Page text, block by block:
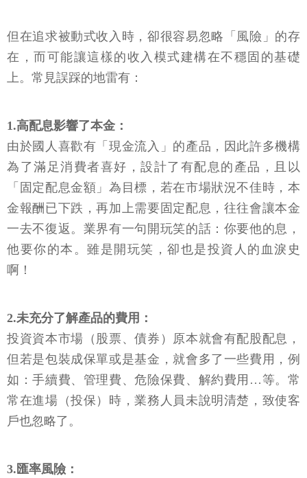
但在追求被動式收入時，卻很容易忽略「風險」的存
在，而可能讓這樣的收入模式建構在不穩固的基礎
上。常見誤踩的地雷有：
1.高配息影響了本金：
由於國人喜歡有「現金流入」的產品，因此許多機構
為了滿足消費者喜好，設計了有配息的產品，且以
「固定配息金額」為目標，若在市場狀況不佳時，本
金報酬已下跌，再加上需要固定配息，往往會讓本金
一去不復返。業界有一句開玩笑的話：你要他的息，
他要你的本。雖是開玩笑，卻也是投資人的血淚史
啊！
2.未充分了解產品的費用：
投資資本市場（股票、債券）原本就會有配股配息，
但若是包裝成保單或是基金，就會多了一些費用，例
如：手續費、管理費、危險保費、解約費用…等。常
常在進場（投保）時，業務人員未說明清楚，致使客
戶也忽略了。
3.匯率風險：